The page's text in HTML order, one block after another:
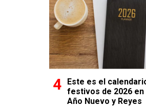
Este es el
festivos de 2026
Año Nuevo y Reyes